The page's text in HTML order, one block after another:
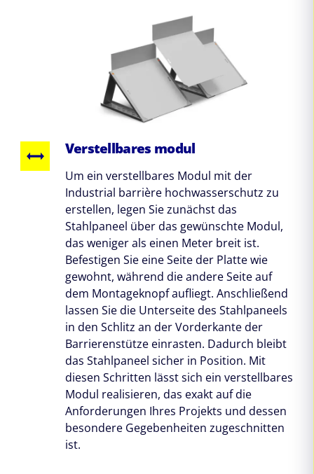
Verstellbares modul
Um ein verstellbares Modul mit der
Industrial barrière hochwasserschutz zu
erstellen, legen Sie zunächst das
Stahlpaneel über das gewünschte Modul,
das weniger als einen Meter breit ist.
Befestigen Sie eine Seite der Platte wie
gewohnt, während die andere Seite auf
dem Montageknopf aufliegt. Anschließend
lassen Sie die Unterseite des Stahlpaneels
in den Schlitz an der Vorderkante der
Barrierenstütze einrasten. Dadurch bleibt
das Stahlpaneel sicher in Position. Mit
diesen Schritten lässt sich ein verstellbares
Modul realisieren, das exakt auf die
Anforderungen Ihres Projekts und dessen
besondere Gegebenheiten zugeschnitten
ist.